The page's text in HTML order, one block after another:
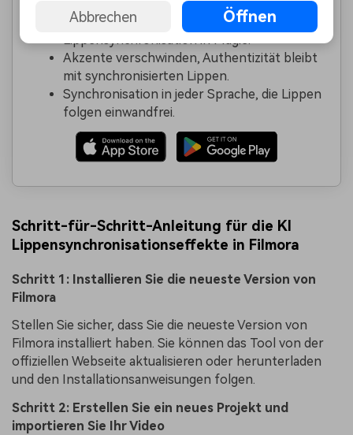
Verwandeln Sie Sprache mit KI
Lippensynchronisation in Magie.
Akzente verschwinden, Authentizität bleibt
mit synchronisierten Lippen.
Synchronisation in jeder Sprache, die Lippen
folgen einwandfrei.
Schritt-für-Schritt-Anleitung für die KI
Lippensynchronisationseffekte in Filmora
Schritt 1: Installieren Sie die neueste Version von
Filmora
Stellen Sie sicher, dass Sie die neueste Version von
Filmora installiert haben. Sie können das Tool von der
offiziellen Webseite aktualisieren oder herunterladen
und den Installationsanweisungen folgen.
Schritt 2: Erstellen Sie ein neues Projekt und
importieren Sie Ihr Video
Abbrechen Öffnen